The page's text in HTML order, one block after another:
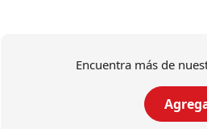
Encuentra más de